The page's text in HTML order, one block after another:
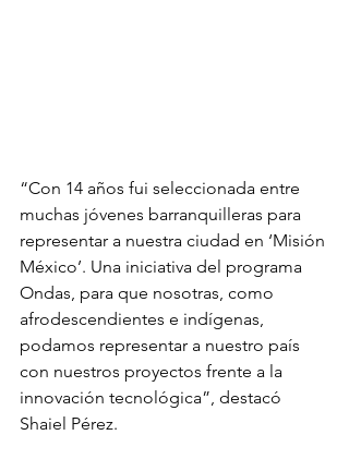
“Con 14 años fui seleccionada entre
muchas jóvenes barranquilleras para
representar a nuestra ciudad en ‘Misión
México’. Una iniciativa del programa
Ondas, para que nosotras, como
afrodescendientes e indígenas,
podamos representar a nuestro país
con nuestros proyectos frente a la
innovación tecnológica”, destacó
Shaiel Pérez.